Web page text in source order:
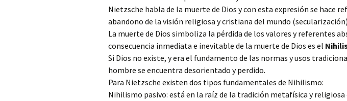
Nietzsche habla de la muerte de Dios y con esta expresión se hace
abandono de la visión religiosa y cristiana del mundo
La muerte de Dios simboliza la pérdida de los valores y referentes
consecuencia inmediata e inevitable de la muerte de Dios es el
Si Dios no existe, y era el fundamento de las normas y usos
hombre se encuentra desorientado y perdido.
Para Nietzsche existen dos tipos fundamentales de Nihilismo:
Nihilismo pasivo: está en la raíz de la tradición metafísica y religiosa